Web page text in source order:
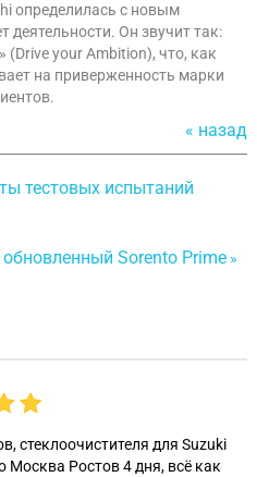
определилась с новым
деятельности. Он звучит так:
your Ambition), что, как
на приверженность марки
« назад
тестовых испытаний
Sorento Prime »
стеклоочистителя для Suzuki
Москва Ростов 4 дня, всё как